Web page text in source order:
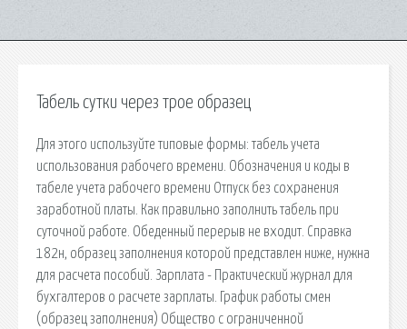
Табель сутки через трое образец
Для этого используйте типовые формы: табель учета
использования рабочего времени. Обозначения и коды в
табеле учета рабочего времени Отпуск без сохранения
заработной платы. Как правильно заполнить табель при
суточной работе. Обеденный перерыв не входит. Справка
182н, образец заполнения которой представлен ниже, нужна
для расчета пособий. Зарплата - Практический журнал для
бухгалтеров о расчете зарплаты. График работы смен
(образец заполнения) Общество с ограниченной